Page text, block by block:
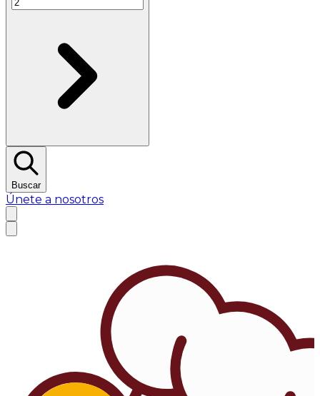
Buscar
Únete a nosotros